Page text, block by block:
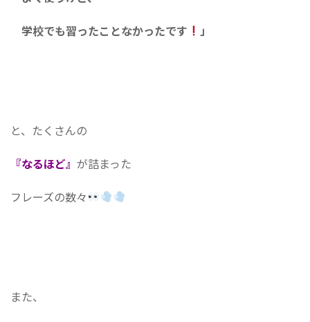
学校でも習ったことなかったです 」
と、たくさんの
『なるほど』 が詰まった
フレーズの数々
また、